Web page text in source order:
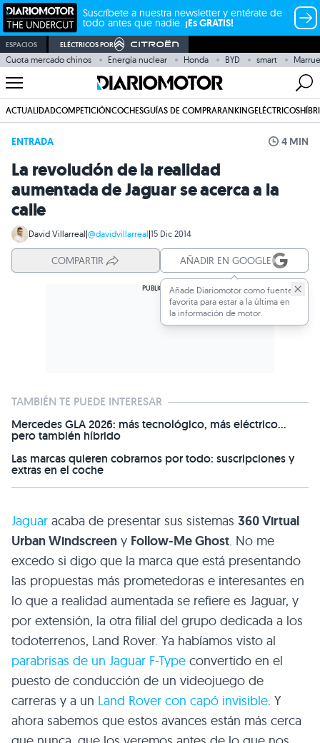
Suscríbete a nuestra newsletter y entérate de
todo antes que nadie. ¡Es GRATIS!
ESPACIOS ELÉCTRICOS POR
Cuota mercado chinos Energía nuclear Honda BYD smart
ACTUALIDADCOMPETICIÓNCOCHESGUÍAS DE COMPRARANKINGELÉCTRICOS
ENTRADA 4 MIN
La revolución de la realidad
aumentada de Jaguar se acerca a la
calle
David Villarreal|@davidvillarreal|15 Dic 2014
COMPARTIR AÑADIR EN GOOGLE
Añade Diariomotor como fuente
favorita para estar a la última en
la información de motor.
TAMBIÉN TE PUEDE INTERESAR
Mercedes GLA 2026: más tecnológico, más eléctrico...
pero también híbrido
Las marcas quieren cobrarnos por todo: suscripciones y
extras en el coche
Jaguar acaba de presentar sus sistemas 360 Virtual
Urban Windscreen y Follow-Me Ghost. No me
excedo si digo que la marca que está presentando
las propuestas más prometedoras e interesantes en
lo que a realidad aumentada se refiere es Jaguar, y
por extensión, la otra filial del grupo dedicada a los
todoterrenos, Land Rover. Ya habíamos visto al
parabrisas de un Jaguar F-Type convertido en el
puesto de conducción de un videojuego de
carreras y a un Land Rover con capó invisible. Y
ahora sabemos que estos avances están más cerca